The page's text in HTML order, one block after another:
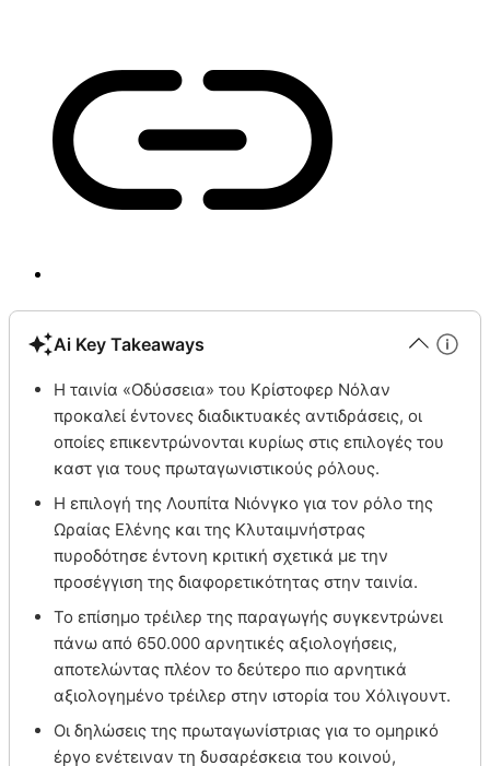
Ai Key Takeaways
Η ταινία «Οδύσσεια» του Κρίστοφερ Νόλαν
προκαλεί έντονες διαδικτυακές αντιδράσεις, οι
οποίες επικεντρώνονται κυρίως στις επιλογές του
καστ για τους πρωταγωνιστικούς ρόλους.
Η επιλογή της Λουπίτα Νιόνγκο για τον ρόλο της
Ωραίας Ελένης και της Κλυταιμνήστρας
πυροδότησε έντονη κριτική σχετικά με την
προσέγγιση της διαφορετικότητας στην ταινία.
Το επίσημο τρέιλερ της παραγωγής συγκεντρώνει
πάνω από 650.000 αρνητικές αξιολογήσεις,
αποτελώντας πλέον το δεύτερο πιο αρνητικά
αξιολογημένο τρέιλερ στην ιστορία του Χόλιγουντ.
Οι δηλώσεις της πρωταγωνίστριας για το ομηρικό
έργο ενέτειναν τη δυσαρέσκεια του κοινού,